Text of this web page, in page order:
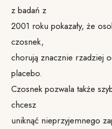
z badań z
2001 roku pokazały, że
czosnek,
chorują znacznie rzadziej
placebo.
Czosnek pozwala także
chcesz
uniknąć nieprzyjemnego